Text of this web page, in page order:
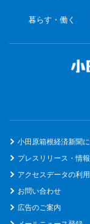
暮らす・働く
小田原箱根経済新聞
プレスリリース・情
アクセスデータの利
お問い合わせ
広告のご案内